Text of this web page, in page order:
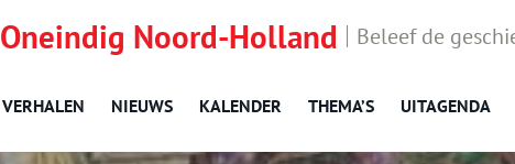
Oneindig Noord-Holland Beleef de
VERHALEN NIEUWS KALENDER THEMA’S UITAGENDA